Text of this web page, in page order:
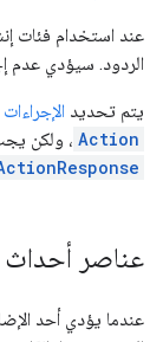
عند استخدام فئات
الردود. سيؤدي عدم
يتم تحديد
Action ، ولكن
عناصر أحداث
عندما يؤدي أحد